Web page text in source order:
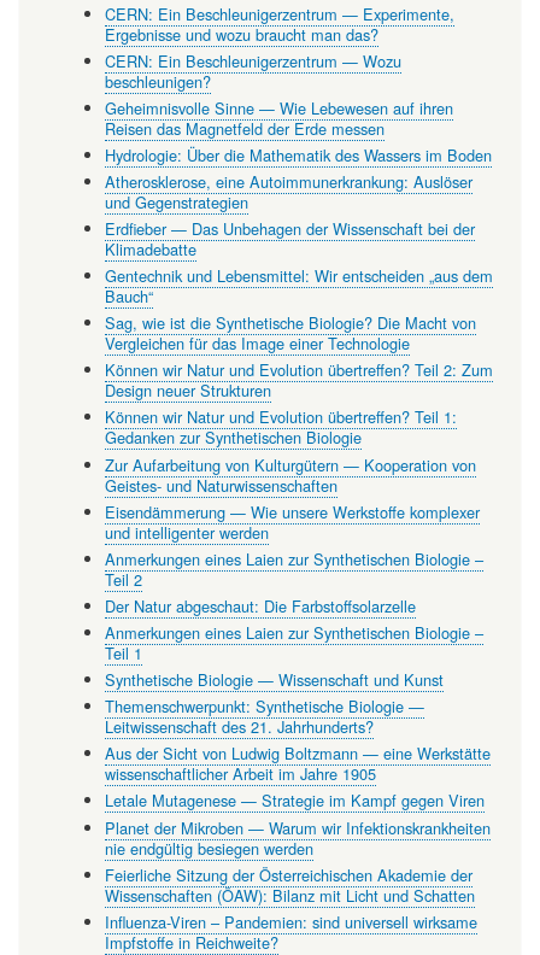
CERN: Ein Beschleunigerzentrum — Experimente,
Ergebnisse und wozu braucht man das?
CERN: Ein Beschleunigerzentrum — Wozu
beschleunigen?
Geheimnisvolle Sinne — Wie Lebewesen auf ihren
Reisen das Magnetfeld der Erde messen
Hydrologie: Über die Mathematik des Wassers im Boden
Atherosklerose, eine Autoimmunerkrankung: Auslöser
und Gegenstrategien
Erdfieber — Das Unbehagen der Wissenschaft bei der
Klimadebatte
Gentechnik und Lebensmittel: Wir entscheiden „aus dem
Bauch“
Sag, wie ist die Synthetische Biologie? Die Macht von
Vergleichen für das Image einer Technologie
Können wir Natur und Evolution übertreffen? Teil 2: Zum
Design neuer Strukturen
Können wir Natur und Evolution übertreffen? Teil 1:
Gedanken zur Synthetischen Biologie
Zur Aufarbeitung von Kulturgütern — Kooperation von
Geistes- und Naturwissenschaften
Eisendämmerung — Wie unsere Werkstoffe komplexer
und intelligenter werden
Anmerkungen eines Laien zur Synthetischen Biologie –
Teil 2
Der Natur abgeschaut: Die Farbstoffsolarzelle
Anmerkungen eines Laien zur Synthetischen Biologie –
Teil 1
Synthetische Biologie — Wissenschaft und Kunst
Themenschwerpunkt: Synthetische Biologie —
Leitwissenschaft des 21. Jahrhunderts?
Aus der Sicht von Ludwig Boltzmann — eine Werkstätte
wissenschaftlicher Arbeit im Jahre 1905
Letale Mutagenese — Strategie im Kampf gegen Viren
Planet der Mikroben — Warum wir Infektionskrankheiten
nie endgültig besiegen werden
Feierliche Sitzung der Österreichischen Akademie der
Wissenschaften (ÖAW): Bilanz mit Licht und Schatten
Influenza-Viren – Pandemien: sind universell wirksame
Impfstoffe in Reichweite?